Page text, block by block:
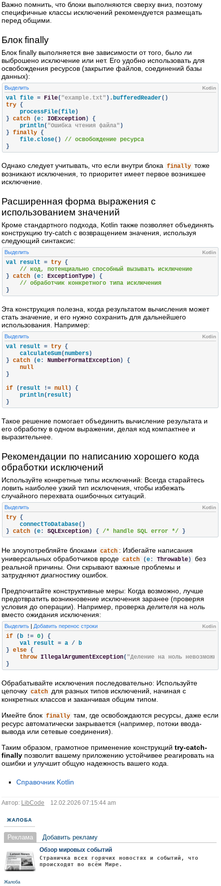
Важно помнить, что блоки выполняются сверху вниз, поэтому
специфичные классы исключений рекомендуется размещать
перед общими.
Блок finally
Блок finally выполняется вне зависимости от того, было ли
выброшено исключение или нет. Его удобно использовать для
освобождения ресурсов (закрытие файлов, соединений базы
данных):
Выделить Kotlin
val file = File( "example.txt" ).bufferedReader()
try {
    processFile
(file)
} catch (e: IOException)
{
    println
( "Ошибка чтения файла" )
} finally {
    file
.close() // освобождение ресурса
}
Однако следует учитывать, что если внутри блока finally тоже
возникают исключения, то приоритет имеет первое возникшее
исключение.
Расширенная форма выражения с
использованием значений
Кроме стандартного подхода, Kotlin также позволяет объединять
конструкцию try-catch с возвращением значения, используя
следующий синтаксис:
Выделить Kotlin
val result = try {
// код, потенциально способный вызывать исключение
} catch (e: ExceptionType)
{
// обработчик конкретного типа исключения
}
Эта конструкция полезна, когда результатом вычисления может
стать значение, и его нужно сохранить для дальнейшего
использования. Например:
Выделить Kotlin
val result = try {
    calculateSum
(numbers)
} catch (e: NumberFormatException)
{
null
}
if
( result != null)
{
    println
( result )
}
Такое решение помогает объединить вычисление результата и
его обработку в одном выражении, делая код компактнее и
выразительнее.
Рекомендации по написанию хорошего кода
обработки исключений
Используйте конкретные типы исключений: Всегда старайтесь
ловить наиболее узкий тип исключения, чтобы избежать
случайного перехвата ошибочных ситуаций.
Выделить Kotlin
try {
    connectToDatabase
()
} catch (e: SQLException) { /* handle SQL error */ }
Не злоупотребляйте блоками catch : Избегайте написания
универсальных обработчиков вроде catch (e: Throwable) без
реальной причины. Они скрывают важные проблемы и
затрудняют диагностику ошибок.
Предпочитайте конструктивные меры: Когда возможно, лучше
предотвратить возникновение исключения заранее (проверяя
условия до операции). Например, проверка делителя на ноль
вместо ожидания исключения:
Выделить Kotlin
| Добавить перенос строки
if (b != 0)
{
    val result
= a /
} else {
throw IllegalArgumentException( "Деление на ноль
}
Обрабатывайте исключения последовательно: Используйте
цепочку catch для разных типов исключений, начиная с
конкретных классов и заканчивая общим типом.
Имейте блок finally там, где освобождаются ресурсы, даже если
ресурс автоматически закрывается (например, потоки ввода-
вывода или сетевые соединения).
Таким образом, грамотное применение конструкций try-catch-
finally позволит вашему приложению устойчивее реагировать на
ошибки и улучшит общую надежность вашего кода.
Справочник Kotlin
Автор: LibCode 12.02.2026 07:15:44 am
ЖАЛОБА
Реклама Добавить рекламу
Обзор мировых событий
Страничка всех горячих новостях и событий, что
происходят во всём Мире.
Жалоба